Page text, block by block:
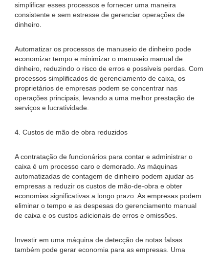
simplificar esses processos e fornecer uma maneira
consistente e sem estresse de gerenciar operações de
dinheiro.
Automatizar os processos de manuseio de dinheiro pode
economizar tempo e minimizar o manuseio manual de
dinheiro, reduzindo o risco de erros e possíveis perdas. Com
processos simplificados de gerenciamento de caixa, os
proprietários de empresas podem se concentrar nas
operações principais, levando a uma melhor prestação de
serviços e lucratividade.
4. Custos de mão de obra reduzidos
A contratação de funcionários para contar e administrar o
caixa é um processo caro e demorado. As máquinas
automatizadas de contagem de dinheiro podem ajudar as
empresas a reduzir os custos de mão-de-obra e obter
economias significativas a longo prazo. As empresas podem
eliminar o tempo e as despesas do gerenciamento manual
de caixa e os custos adicionais de erros e omissões.
Investir em uma máquina de detecção de notas falsas
também pode gerar economia para as empresas. Uma